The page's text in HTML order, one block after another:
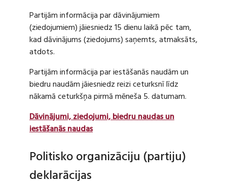
Partijām informācija par dāvinājumiem
(ziedojumiem) jāiesniedz 15 dienu laikā pēc tam,
kad dāvinājums (ziedojums) saņemts, atmaksāts,
atdots.
Partijām informācija par iestāšanās naudām un
biedru naudām jāiesniedz reizi ceturksnī līdz
nākamā ceturkšņa pirmā mēneša 5. datumam.
Dāvinājumi, ziedojumi, biedru naudas un
iestāšanās naudas
Politisko organizāciju (partiju)
deklarācijas